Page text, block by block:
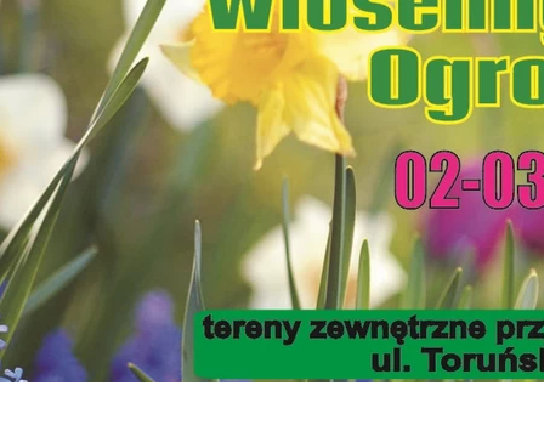
Altany lata 70-te, 80-te
Dzień Działkowca 2005
Dzień Działkowca 2006
Dzień Działkowca 2012
Protest w Warszawie 2013
Protest w Bydgoszczy 2013